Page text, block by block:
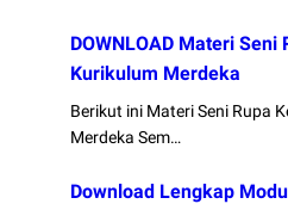
DOWNLOAD Materi Seni
Kurikulum Merdeka
Berikut ini Materi Seni Rupa
Merdeka Sem…
Download Lengkap